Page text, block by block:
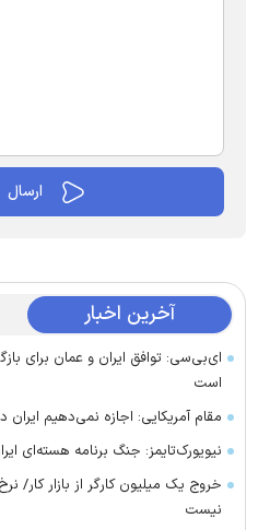
آخرین اخبار
است
مقام آمریکایی: اجازه نمی‌دهیم
نیویورک‌تایمز: جنگ برنامه هسته‌ای
نیست